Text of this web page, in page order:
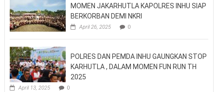
MOMEN JAKARHUTLA KAPOLRES INHU SIAP
BERKORBAN DEMI NKRI
April 26, 2025 0
POLRES DAN PEMDA INHU GAUNGKAN STOP
KARHUTLA , DALAM MOMEN FUN RUN TH
2025
April 13, 2025 0